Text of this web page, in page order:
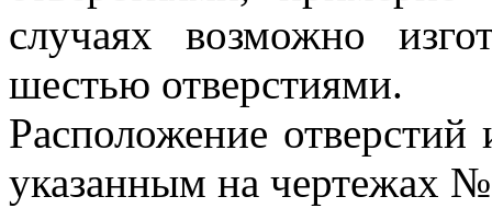
случаях возможно
шестью отверстиями.
Расположение
указанным на чертежах